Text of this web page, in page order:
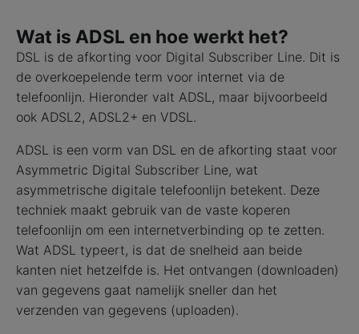
Wat is ADSL en hoe werkt het?
DSL is de afkorting voor Digital Subscriber Line. Dit is
de overkoepelende term voor internet via de
telefoonlijn. Hieronder valt ADSL, maar bijvoorbeeld
ook ADSL2, ADSL2+ en VDSL.
ADSL is een vorm van DSL en de afkorting staat voor
Asymmetric Digital Subscriber Line, wat
asymmetrische digitale telefoonlijn betekent. Deze
techniek maakt gebruik van de vaste koperen
telefoonlijn om een internetverbinding op te zetten.
Wat ADSL typeert, is dat de snelheid aan beide
kanten niet hetzelfde is. Het ontvangen (downloaden)
van gegevens gaat namelijk sneller dan het
verzenden van gegevens (uploaden).